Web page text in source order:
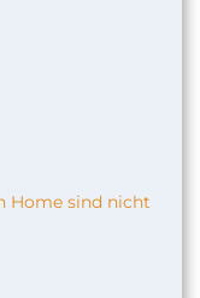
Home sind nicht